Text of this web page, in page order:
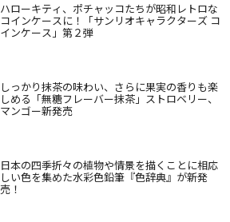
ハローキティ、ポチャッコたちが昭和レトロな
コインケースに！「サンリオキャラクターズ コ
インケース」第２弾
しっかり抹茶の味わい、さらに果実の香りも楽
しめる「無糖フレーバー抹茶」ストロベリー、
マンゴー新発売
日本の四季折々の植物や情景を描くことに相応
しい色を集めた水彩色鉛筆『色辞典』が新発
売！